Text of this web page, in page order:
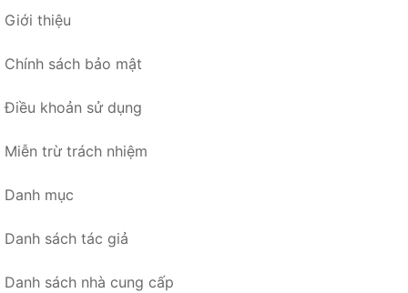
Giới thiệu
Chính sách bảo mật
Điều khoản sử dụng
Miễn trừ trách nhiệm
Danh mục
Danh sách tác giả
Danh sách nhà cung cấp